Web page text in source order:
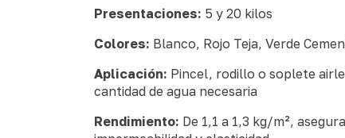
Presentaciones: 5 y 20 kilos
Colores: Blanco, Rojo Teja, Verde
Aplicación: Pincel, rodillo o soplete
cantidad de agua necesaria
Rendimiento: De 1,1 a 1,3 kg/m²,